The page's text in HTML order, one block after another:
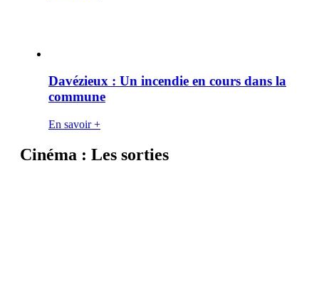
Davézieux : Un incendie en cours dans la
commune
En savoir +
Cinéma : Les sorties